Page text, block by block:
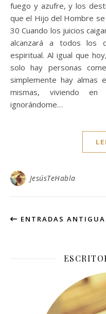
fuego y azufre, y los
que el Hijo del Hombre
30 Cuando los juicios
alcanzará a todos los
espiritual. Al igual que
solo hay personas
simplemente hay almas
mismas, viviendo
ignorándome…
JesúsTeHabla
ENTRADAS